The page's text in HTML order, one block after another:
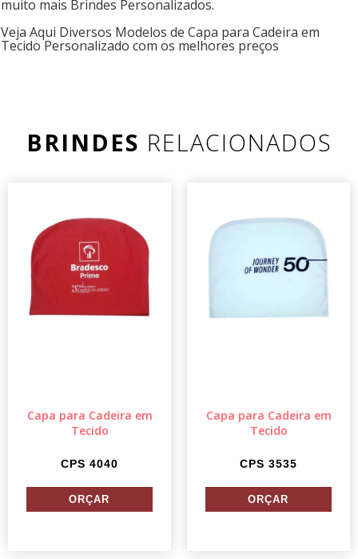
muito mais Brindes Personalizados.
Veja Aqui Diversos Modelos de Capa para Cadeira em
Tecido Personalizado com os melhores preços
BRINDES RELACIONADOS
Capa para Cadeira em
Tecido
CPS 4040
Capa para Cadeira em
Tecido
CPS 3535